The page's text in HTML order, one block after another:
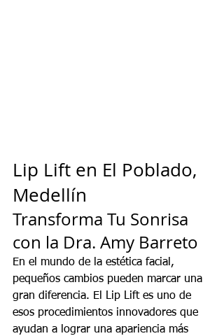
Lip Lift en El Poblado,
Medellín
Transforma Tu Sonrisa
con la Dra. Amy Barreto
En el mundo de la estética facial,
pequeños cambios pueden marcar una
gran diferencia. El Lip Lift es uno de
esos procedimientos innovadores que
ayudan a lograr una apariencia más